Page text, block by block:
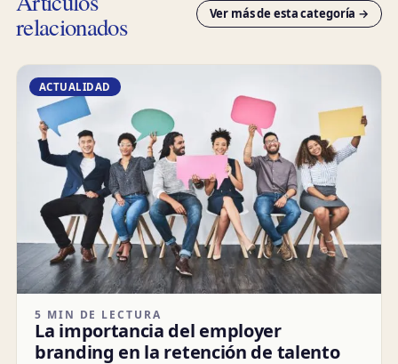
relacionados Ver más de esta categoría →
ACTUALIDAD
5 MIN DE LECTURA
La importancia del employer
branding en la retención de talento